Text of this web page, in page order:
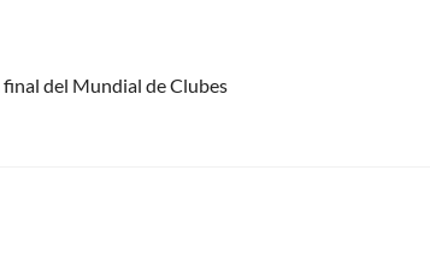
final del Mundial de Clubes